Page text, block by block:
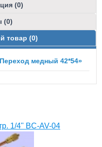
(0)
(0)
товар (0)
медный 42*54»
1/4" BC-AV-04